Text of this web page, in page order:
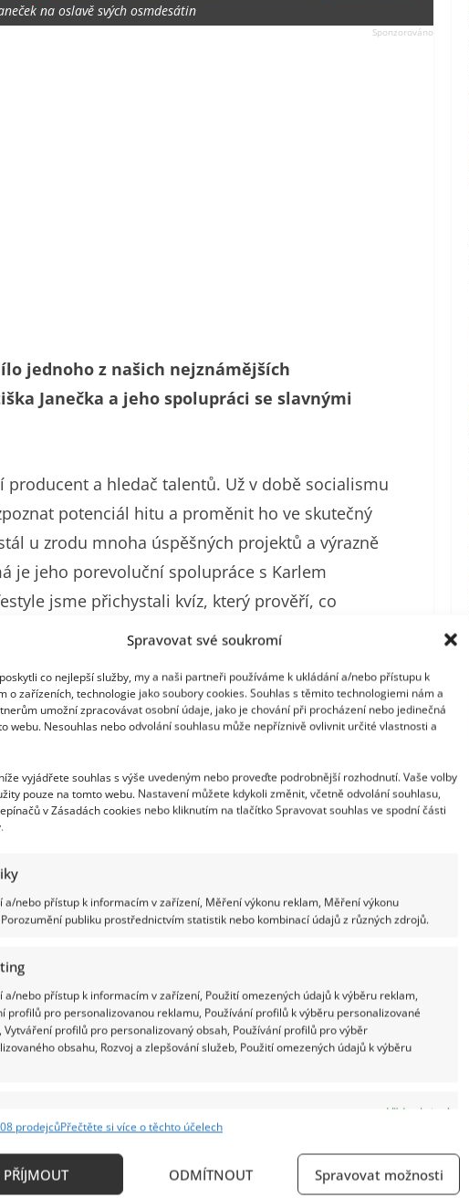
Spravovat své soukromí
co nejlepší služby, my a naši partneři používáme k ukládání a/nebo přístupu k
o zařízeních, technologie jako soubory cookies. Souhlas s těmito technologiemi nám a
umožní zpracovávat osobní údaje, jako je chování při procházení nebo jedinečná
webu. Nesouhlas nebo odvolání souhlasu může nepříznivě ovlivnit určité vlastnosti a
vyjádřete souhlas s výše uvedeným nebo proveďte podrobnější rozhodnutí. Vaše volby
pouze na tomto webu. Nastavení můžete kdykoli změnit, včetně odvolání souhlasu,
v Zásadách cookies nebo kliknutím na tlačítko Spravovat souhlas ve spodní části
a/nebo přístup k informacím v zařízení, Měření výkonu reklam, Měření výkonu
publiku prostřednictvím statistik nebo kombinací údajů z různých zdrojů.
a/nebo přístup k informacím v zařízení, Použití omezených údajů k výběru reklam,
profilů pro personalizovanou reklamu, Používání profilů k výběru personalizované
Vytváření profilů pro personalizovaný obsah, Používání profilů pro výběr
obsahu, Rozvoj a zlepšování služeb, Použití omezených údajů k výběru
Vždy aktivní
zařízení na základě automaticky přenášených informací.
prodejcůPřečtěte si více o těchto účelech
PŘÍJMOUT ODMÍTNOUT Spravovat možnosti
na oslavě svých osmdesátin
jednoho z našich nejznámějších
Janečka a jeho spolupráci se slavnými
a hledač talentů. Už v době socialismu
potenciál hitu a proměnit ho ve skutečný
u zrodu mnoha úspěšných projektů a výrazně
je jeho porevoluční spolupráce s Karlem
jsme přichystali kvíz, který prověří, co
Kroky, která se později přejmenovala na
s mnoha známými umělci, jako byl Michal David
hudebně podílel také na kultovním filmu
Janeček se po revoluci vrhnul